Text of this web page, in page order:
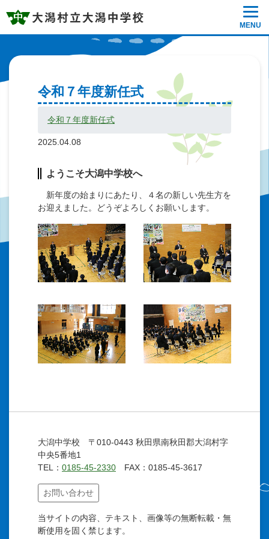
MENU
令和７年度新任式
令和７年度新任式
2025.04.08
ようこそ大潟中学校へ
新年度の始まりにあたり、４名の新しい先生方を
お迎えました。どうぞよろしくお願いします。
大潟中学校 〒010-0443 秋田県南秋田郡大潟村字
中央5番地1
TEL： 0185-45-2330 FAX：0185-45-3617
お問い合わせ
当サイトの内容、テキスト、画像等の無断転載・無
断使用を固く禁じます。